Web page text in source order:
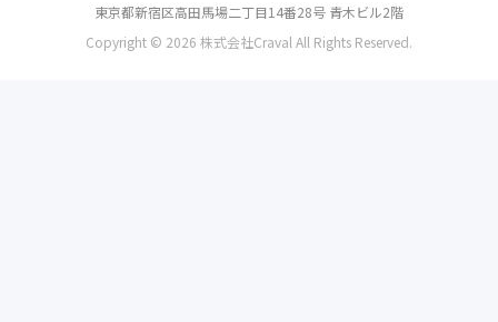
東京都新宿区高田馬場二丁目14番28号 青木ビル2階
Copyright © 2026 株式会社Craval All Rights Reserved.